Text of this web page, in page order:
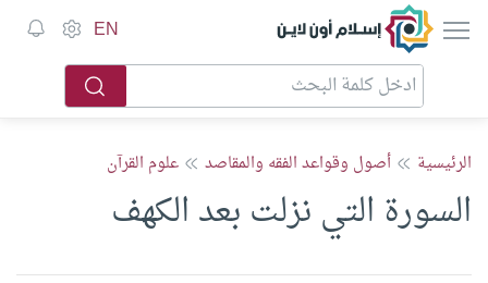
إسلام أون لاين EN
الرئيسية أصول وقواعد الفقه والمقاصد علوم القرآن
السورة التي نزلت بعد الكهف